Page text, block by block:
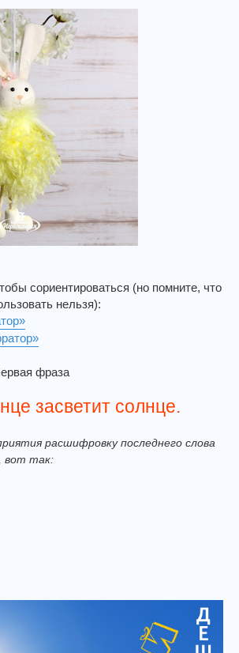
сориентироваться (но помните, что
нельзя):
фраза
засветит солнце.
расшифровку последнего слова
вот так: